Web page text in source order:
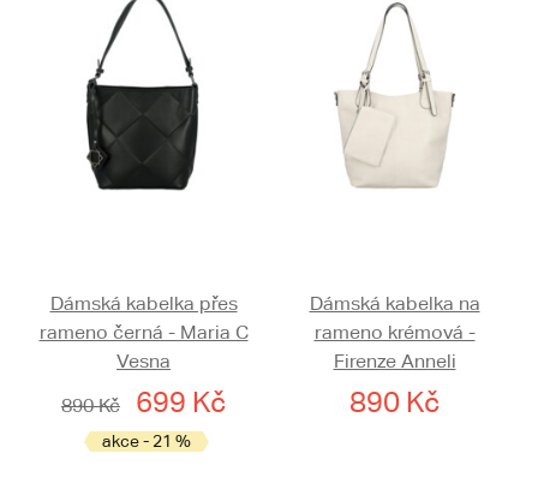
Dámská kabelka přes
rameno černá - Maria C
Vesna
890 Kč
699 Kč
akce - 21 %
Dámská kabelka na
rameno krémová -
Firenze Anneli
890 Kč